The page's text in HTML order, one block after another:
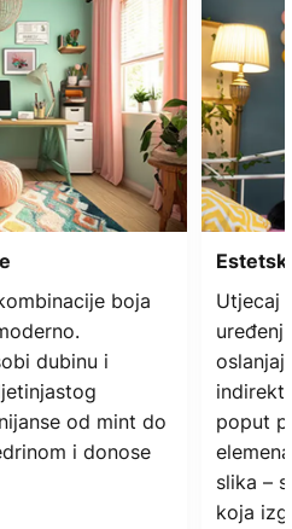
boja
dubinu i
od mint do
i donose
Utjecaj
poput
slika –
koja